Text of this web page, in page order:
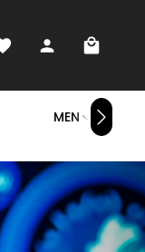
Van 0 kívánságlistád
A
MEN